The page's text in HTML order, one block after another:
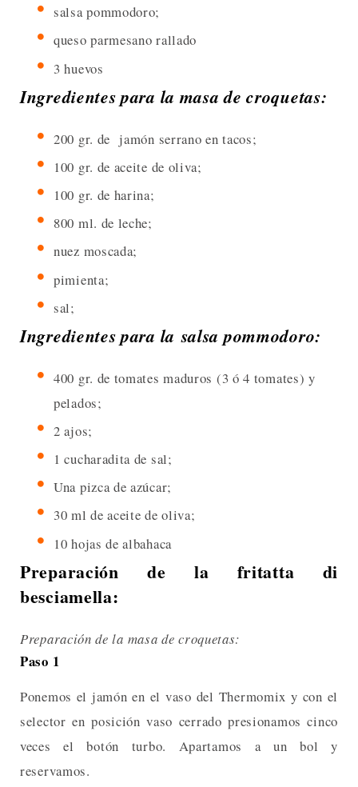
salsa pommodoro;
queso parmesano rallado
3 huevos
Ingredientes para la masa de croquetas:
200 gr. de jamón serrano en tacos;
100 gr. de aceite de oliva;
100 gr. de harina;
800 ml. de leche;
nuez moscada;
pimienta;
sal;
Ingredientes para la salsa pommodoro:
400 gr. de tomates maduros (3 ó 4 tomates) y
pelados;
2 ajos;
1 cucharadita de sal;
Una pizca de azúcar;
30 ml de aceite de oliva;
10 hojas de albahaca
Preparación de la fritatta di
besciamella:
Preparación de la masa de croquetas:
Paso 1
Ponemos el jamón en el vaso del Thermomix y con el
selector en posición vaso cerrado presionamos cinco
veces el botón turbo. Apartamos a un bol y
reservamos.